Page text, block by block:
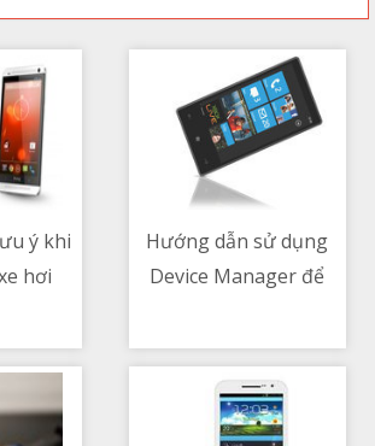
ý khi
hơi
Hướng dẫn sử dụng
Device Manager để
trong Windows 10